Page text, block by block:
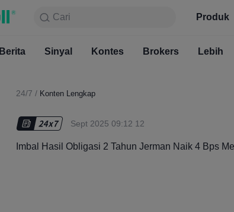
Cari Produk
Pasar Berita Sinyal Kontes
Gratis
Berita Sinyal Kontes Brokers Lebih
24/7 / Konten Lengkap
Sept 2025 09:12 12
Imbal Hasil Obligasi 2 Tahun Jerman Naik 4 Bps